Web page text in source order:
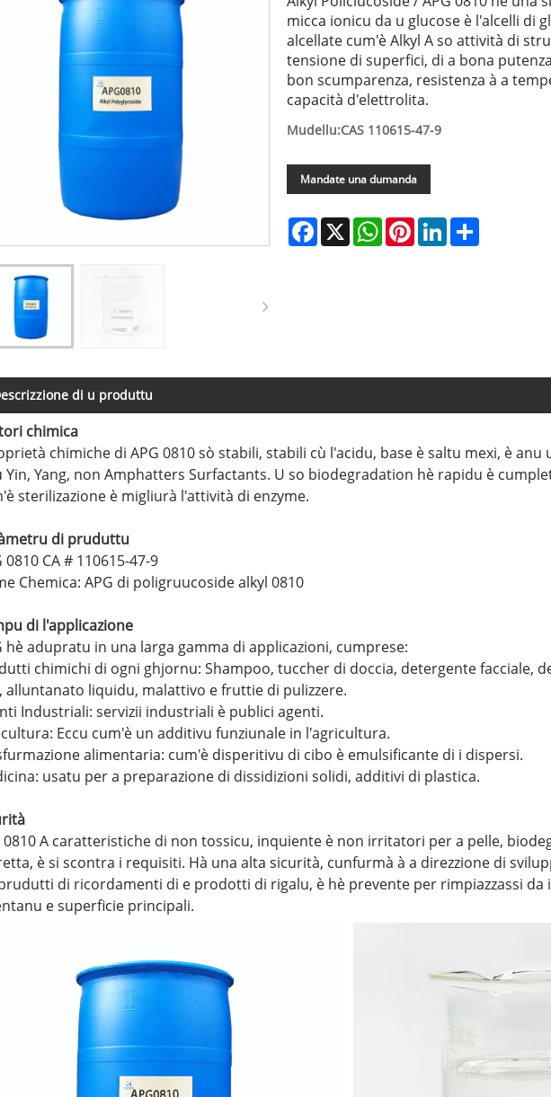
micca ionicu da u glucose è l'alcelli di
alcellate cum'è Alkyl A so attività di
tensione di superfici, di a bona
bon scumparenza, resistenza à a
capacità d'elettrolita.
Mudellu:CAS 110615-47-9
Mandate una dumanda
Facebook
X WhatsAppPinterestLinkedInShare
di u produttu
chimica
chimiche di APG 0810 sò stabili, stabili cù l'acidu, base è saltu mexi, è
Yin, Yang, non Amphatters Surfactants. U so biodegradation hè rapidu è
sterilizazione è migliurà l'attività di enzyme.
di pruduttu
0810 CA # 110615-47-9
Chemica: APG di poligruucoside alkyl 0810
di l'applicazione
hè adupratu in una larga gamma di applicazioni, cumprese:
chimichi di ogni ghjornu: Shampoo, tuccher di doccia, detergente facciale,
alluntanato liquidu, malattivo e fruttie di pulizzere.
Industriali: servizii industriali è publici agenti.
Eccu cum'è un additivu funziunale in l'agricultura.
alimentaria: cum'è disperitivu di cibo è emulsificante di i dispersi.
usatu per a preparazione di dissidizioni solidi, additivi di plastica.
0810 A caratteristiche di non tossicu, inquiente è non irritatori per a pelle,
è si scontra i requisiti. Hà una alta sicurità, cunfurmà à a direzzione di
di ricordamenti di e prodotti di rigalu, è hè prevente per rimpiazzassi
e superficie principali.